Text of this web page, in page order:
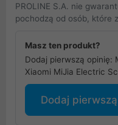
PROLINE S.A. nie
pochodzą od osób, które
Masz ten produkt?
Dodaj pierwszą opinię:
Xiaomi MiJia Electric
Dodaj